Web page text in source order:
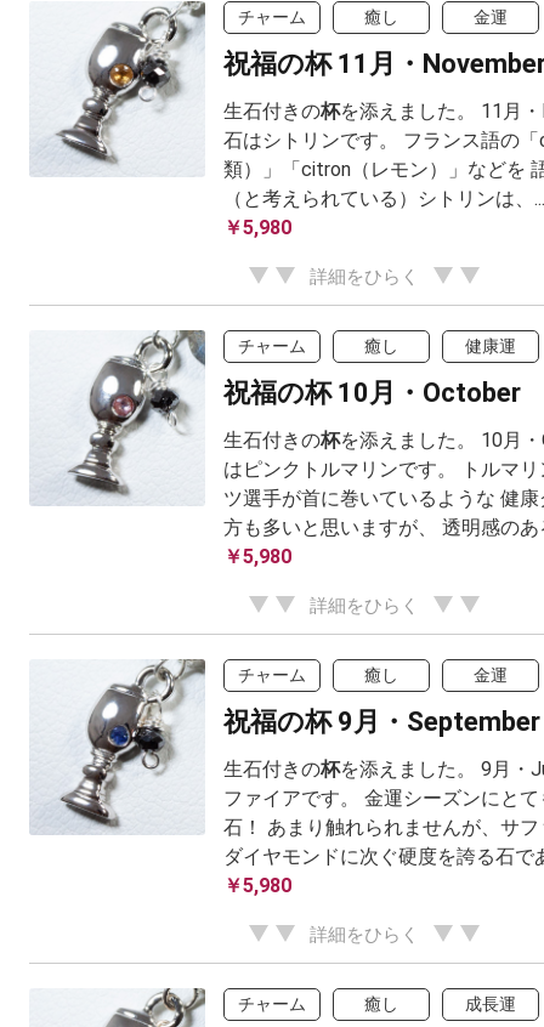
チャーム 癒し 金運
祝福の杯 11月・
生石付きの杯を添えました。 11月
石はシトリンです。 フランス語の
類）」「citron（レモン）」などを
（と考えられている）シトリンは、...
￥5,980
詳細をひらく
チャーム 癒し 健康運
祝福の杯 10月・October
生石付きの杯を添えました。 10月
はピンクトルマリンです。 トルマ
ツ選手が首に巻いているような 健
方も多いと思いますが、 透明感のあ
￥5,980
詳細をひらく
チャーム 癒し 金運
祝福の杯 9月・September
生石付きの杯を添えました。 9月・
ファイアです。 金運シーズンにと
石！ あまり触れられませんが、サ
ダイヤモンドに次ぐ硬度を誇る石で
￥5,980
詳細をひらく
チャーム 癒し 成長運